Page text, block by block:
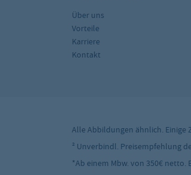
Über uns
Vorteile
Karriere
Kontakt
Alle Abbildungen ähnlich. Einige
² Unverbindl. Preisempfehlung
*Ab einem Mbw. von 350€ netto.